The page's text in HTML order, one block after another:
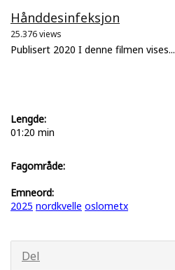
Hånddesinfeksjon
25.376 views
Publisert 2020 I denne filmen vises...
Lengde:
01:20 min
Fagområde:
Emneord:
2025 nordkvelle oslometx
Del